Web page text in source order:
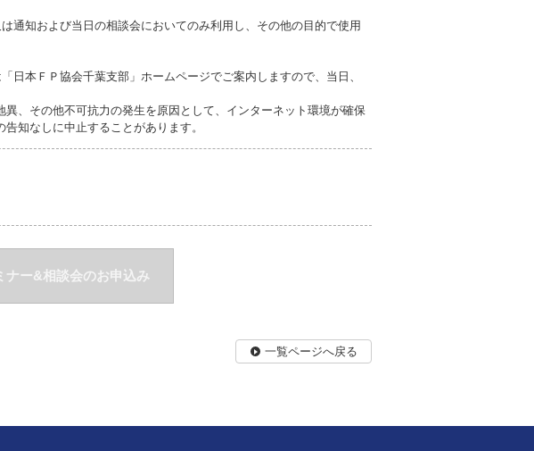
通知および当日の相談会においてのみ利用し、その他の目的で使用
日本ＦＰ協会千葉支部」ホームページでご案内しますので、当日、
異、その他不可抗力の発生を原因として、インターネット環境が確保
知なしに中止することがあります。
ナー&相談会のお申込み
一覧ページへ戻る